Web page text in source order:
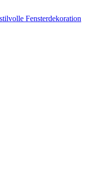
Fensterdekoration